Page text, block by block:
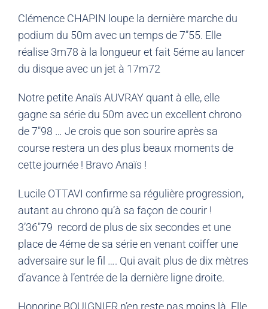
Clémence CHAPIN loupe la dernière marche du
podium du 50m avec un temps de 7’’55. Elle
réalise 3m78 à la longueur et fait 5éme au lancer
du disque avec un jet à 17m72
Notre petite Anaïs AUVRAY quant à elle, elle
gagne sa série du 50m avec un excellent chrono
de 7″98 … Je crois que son sourire après sa
course restera un des plus beaux moments de
cette journée ! Bravo Anaïs !
Lucile OTTAVI confirme sa régulière progression,
autant au chrono qu’à sa façon de courir !
3’36″79 record de plus de six secondes et une
place de 4éme de sa série en venant coiffer une
adversaire sur le fil …. Qui avait plus de dix mètres
d’avance à l’entrée de la dernière ligne droite.
Honorine BOUIGNIER n’en reste pas moins là. Elle